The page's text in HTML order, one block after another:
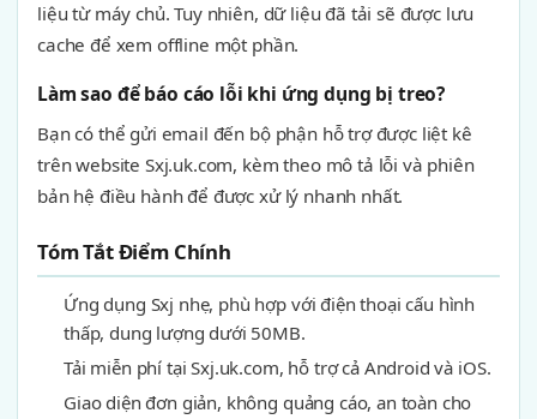
liệu từ máy chủ. Tuy nhiên, dữ liệu đã tải sẽ được lưu
cache để xem offline một phần.
Làm sao để báo cáo lỗi khi ứng dụng bị treo?
Bạn có thể gửi email đến bộ phận hỗ trợ được liệt kê
trên website Sxj.uk.com, kèm theo mô tả lỗi và phiên
bản hệ điều hành để được xử lý nhanh nhất.
Tóm Tắt Điểm Chính
Ứng dụng Sxj nhẹ, phù hợp với điện thoại cấu hình
thấp, dung lượng dưới 50MB.
Tải miễn phí tại Sxj.uk.com, hỗ trợ cả Android và iOS.
Giao diện đơn giản, không quảng cáo, an toàn cho